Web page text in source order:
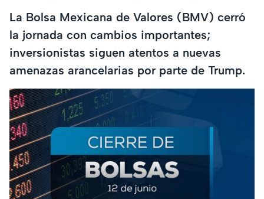
La Bolsa Mexicana de Valores (BMV) cerró
la jornada con cambios importantes;
inversionistas siguen atentos a nuevas
amenazas arancelarias por parte de Trump.